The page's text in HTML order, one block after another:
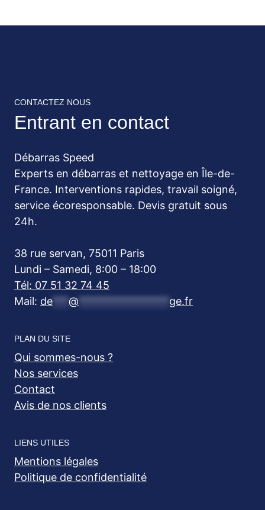
CONTACTEZ NOUS
Entrant en contact
Débarras Speed
Experts en débarras et nettoyage en Île-de-
France. Interventions rapides, travail soigné,
service écoresponsable. Devis gratuit sous
24h.
38 rue servan, 75011 Paris
Lundi – Samedi, 8:00 – 18:00
Tél: 07 51 32 74 45
Mail: de @ ge.fr
PLAN DU SITE
Qui sommes-nous ?
Nos services
Contact
Avis de nos clients
LIENS UTILES
Mentions légales
Politique de confidentialité